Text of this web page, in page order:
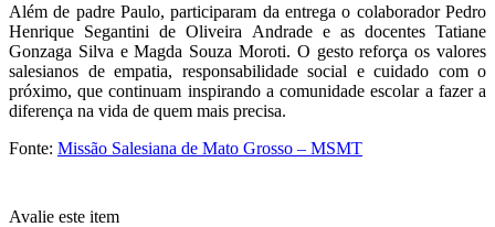
Além de padre Paulo, participaram da entrega o colaborador Pedro
Henrique Segantini de Oliveira Andrade e as docentes Tatiane
Gonzaga Silva e Magda Souza Moroti. O gesto reforça os valores
salesianos de empatia, responsabilidade social e cuidado com o
próximo, que continuam inspirando a comunidade escolar a fazer a
diferença na vida de quem mais precisa.
Fonte: Missão Salesiana de Mato Grosso – MSMT
Avalie este item